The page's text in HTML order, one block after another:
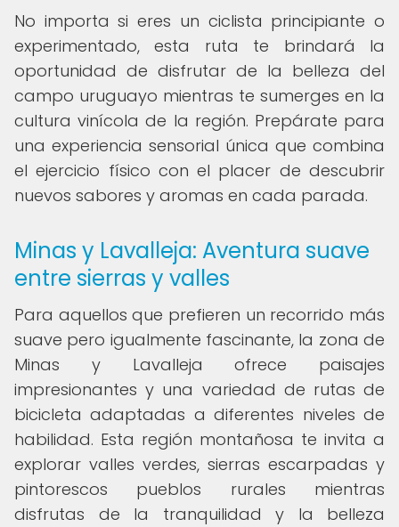
No importa si eres un ciclista principiante o
experimentado, esta ruta te brindará la
oportunidad de disfrutar de la belleza del
campo uruguayo mientras te sumerges en la
cultura vinícola de la región. Prepárate para
una experiencia sensorial única que combina
el ejercicio físico con el placer de descubrir
nuevos sabores y aromas en cada parada.
Minas y Lavalleja: Aventura suave
entre sierras y valles
Para aquellos que prefieren un recorrido más
suave pero igualmente fascinante, la zona de
Minas y Lavalleja ofrece paisajes
impresionantes y una variedad de rutas de
bicicleta adaptadas a diferentes niveles de
habilidad. Esta región montañosa te invita a
explorar valles verdes, sierras escarpadas y
pintorescos pueblos rurales mientras
disfrutas de la tranquilidad y la belleza